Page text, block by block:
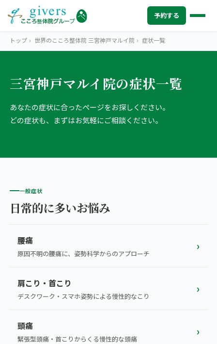
予約する
HOME トップ
SYMPTOMS 症状から探す
腰痛
四十肩・五十肩
膝痛・関節痛
股関節の痛み
産後の不調・体型の崩れ
骨盤の傾き・歪み
眼精疲労
北海道
札幌エリア（13院）
仙台エリア（4院）
池袋エリア（3院）
高田馬場エリア（2院）
ABOUT US 私たちについて
初めての方へ
研究・論文
メディア・実績
とらわれないカラダを。
トップ › 世界のこころ整体院 三宮神戸マルイ院 › 症状一覧
三宮神戸マルイ院の症状一覧
あなたの症状に合ったページをお探しください。
どの症状も、まずはお気軽にご相談ください。
一般症状
日常的に多いお悩み
腰痛
原因不明の腰痛に、姿勢科学からのアプローチ
›
肩こり・首こり
デスクワーク・スマホ姿勢による慢性的なこり
›
頭痛
緊張型頭痛・首こりからくる慢性的な頭痛
›